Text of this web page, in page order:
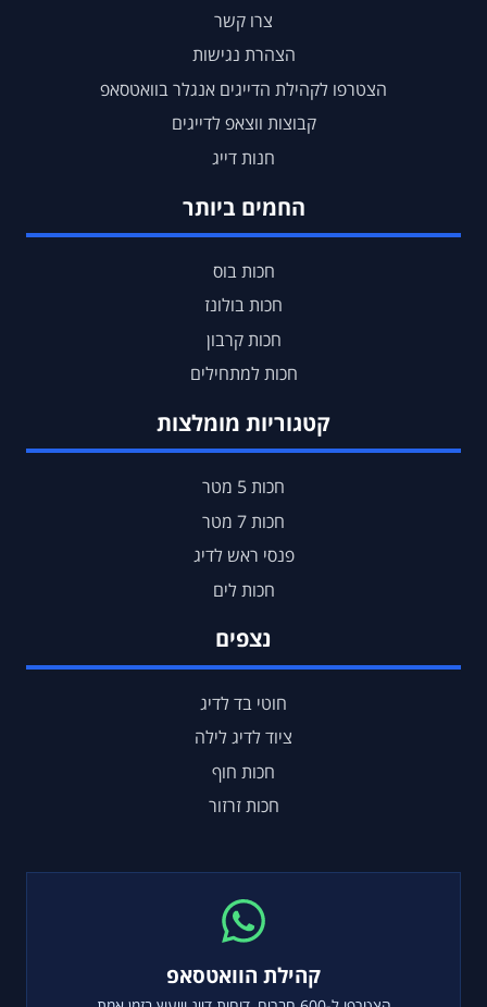
קהילת הוואטסאפ
צרו קשר
הצהרת נגישות
הצטרפו לקהילת הדייגים אנגלר בוואטסאפ
קבוצות ווצאפ לדייגים
חנות דייג
החמים ביותר
חכות בוס
חכות בולונז
חכות קרבון
חכות למתחילים
קטגוריות מומלצות
חכות 5 מטר
חכות 7 מטר
פנסי ראש לדיג
חכות לים
נצפים
חוטי בד לדיג
ציוד לדיג לילה
חכות חוף
חכות זרזור